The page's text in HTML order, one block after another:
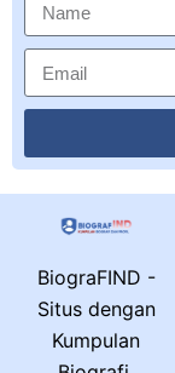
BiograFIND -
Situs dengan
Kumpulan